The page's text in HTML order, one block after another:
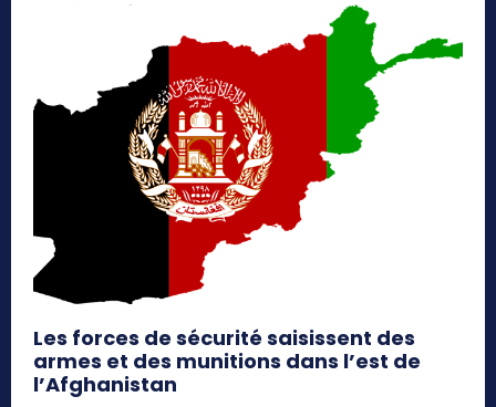
Les forces de sécurité saisissent des
armes et des munitions dans l’est de
l’Afghanistan